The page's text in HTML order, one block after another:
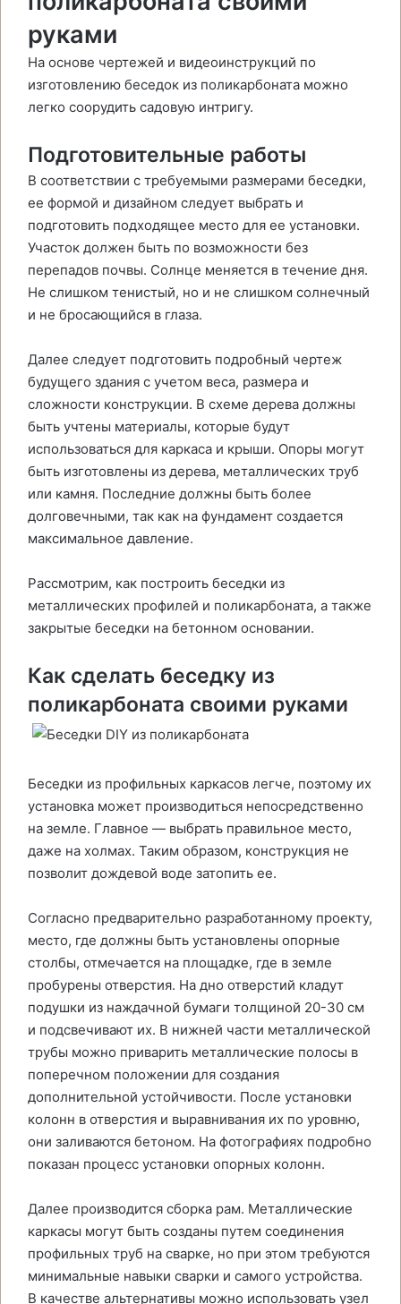
руками
На основе чертежей и видеоинструкций по
изготовлению беседок из поликарбоната можно
легко соорудить садовую интригу.
Подготовительные работы
В соответствии с требуемыми размерами беседки,
ее формой и дизайном следует выбрать и
подготовить подходящее место для ее установки.
Участок должен быть по возможности без
перепадов почвы. Солнце меняется в течение дня.
Не слишком тенистый, но и не слишком солнечный
и не бросающийся в глаза.
Далее следует подготовить подробный чертеж
будущего здания с учетом веса, размера и
сложности конструкции. В схеме дерева должны
быть учтены материалы, которые будут
использоваться для каркаса и крыши. Опоры могут
быть изготовлены из дерева, металлических труб
или камня. Последние должны быть более
долговечными, так как на фундамент создается
максимальное давление.
Рассмотрим, как построить беседки из
металлических профилей и поликарбоната, а также
закрытые беседки на бетонном основании.
Как сделать беседку из
поликарбоната своими руками
Беседки из профильных каркасов легче, поэтому их
установка может производиться непосредственно
на земле. Главное — выбрать правильное место,
даже на холмах. Таким образом, конструкция не
позволит дождевой воде затопить ее.
Согласно предварительно разработанному проекту,
место, где должны быть установлены опорные
столбы, отмечается на площадке, где в земле
пробурены отверстия. На дно отверстий кладут
подушки из наждачной бумаги толщиной 20-30 см
и подсвечивают их. В нижней части металлической
трубы можно приварить металлические полосы в
поперечном положении для создания
дополнительной устойчивости. После установки
колонн в отверстия и выравнивания их по уровню,
они заливаются бетоном. На фотографиях подробно
показан процесс установки опорных колонн.
Далее производится сборка рам. Металлические
каркасы могут быть созданы путем соединения
профильных труб на сварке, но при этом требуются
минимальные навыки сварки и самого устройства.
В качестве альтернативы можно использовать узел